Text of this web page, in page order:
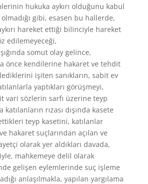
hukuka aykırı olduğunu kabul
gibi, esasen bu hallerde,
hareket ettiği bilinciyle hareket
edilemeyeceği,
somut olay gelince,
önce kendilerine hakaret ve tehdit
işiten sanıkların, sabit ev
yaptıkları görüşmeyi,
vari sözlerin sarfı üzerine teyp
katılanların rızası dışında kasete
teyp kasetini, katılanlar
hakaret suçlarından açılan ve
olarak yer aldıkları davada,
mahkemeye delil olarak
gelişen eylemlerinde suç işleme
anlaşılmakla, yapılan yargılama